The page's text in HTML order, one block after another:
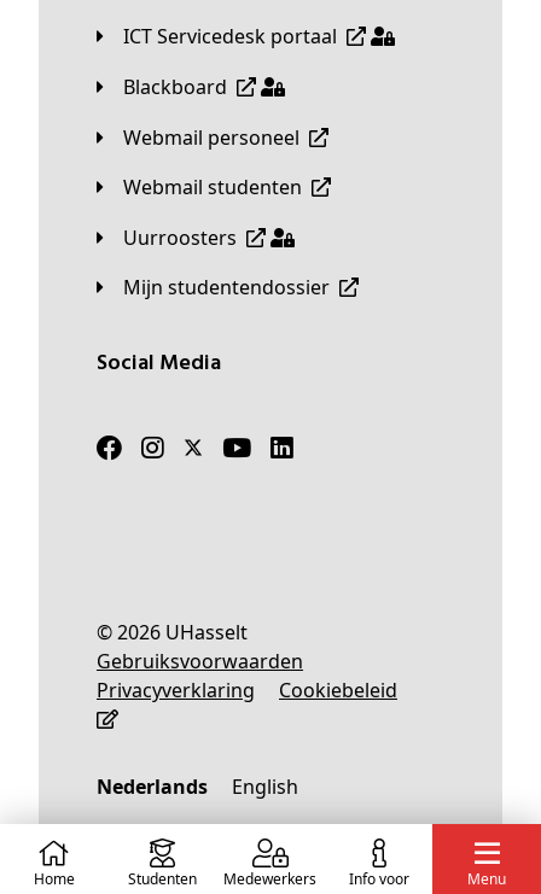
ICT Servicedesk portaal
Blackboard
Webmail personeel
Webmail studenten
Uurroosters
Mijn studentendossier
Social Media
© 2026 UHasselt
Gebruiksvoorwaarden
Privacyverklaring
Cookiebeleid
Nederlands English
Home Studenten Medewerkers info voor Menu